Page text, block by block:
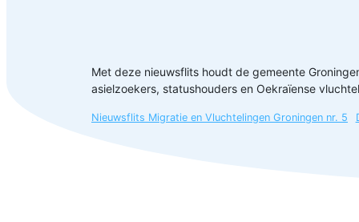
Met deze nieuwsflits houdt de gemeente
asielzoekers, statushouders en Oekraïense
Nieuwsflits Migratie en Vluchtelingen Groningen nr. 5